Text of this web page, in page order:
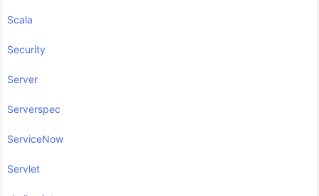
Scala
Security
Server
Serverspec
ServiceNow
Servlet